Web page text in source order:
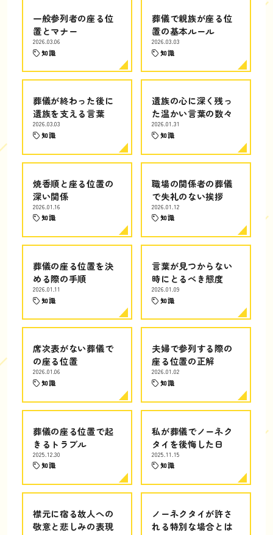
一般参列者の座る位
置とマナー
2026.03.06
知識
葬儀で親族が座る位
置の基本ルール
2026.03.03
知識
葬儀が終わった後に
遺族を支える言葉
2026.03.03
知識
遺族の心に深く残っ
た温かい言葉の数々
2026.01.31
知識
焼香順と座る位置の
深い関係
2026.01.16
知識
職場の関係者の葬儀
で失礼のない挨拶
2026.01.12
知識
葬儀の座る位置を決
める際の手順
2026.01.11
知識
言葉が見つからない
時にとるべき態度
2026.01.09
知識
席次表がない葬儀で
の座る位置
2026.01.06
知識
夫婦で参列する際の
座る位置の正解
2026.01.02
知識
葬儀の座る位置で起
きるトラブル
2025.12.30
知識
私が葬儀でノーネク
タイを後悔した日
2025.11.15
知識
襟元に宿る故人への
敬意と悲しみの表現
ノーネクタイが許さ
れる特別な場合とは